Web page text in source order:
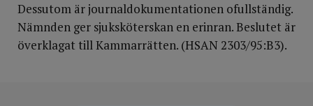
Dessutom är journaldokumentationen ofullständig.
Nämnden ger sjuksköterskan en erinran. Beslutet är
överklagat till Kammarrätten. (HSAN 2303/95:B3).